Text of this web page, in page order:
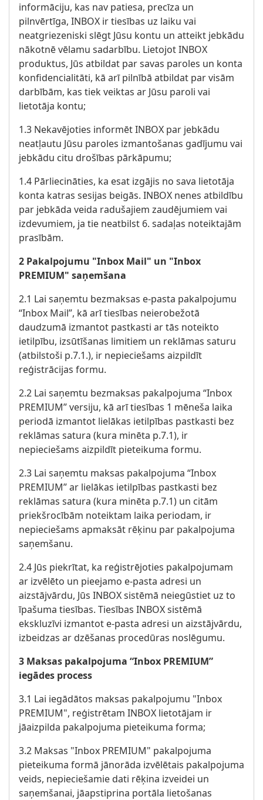
informāciju, kas nav patiesa, precīza un
pilnvērtīga, INBOX ir tiesības uz laiku vai
neatgriezeniski slēgt Jūsu kontu un atteikt jebkādu
nākotnē vēlamu sadarbību. Lietojot INBOX
produktus, Jūs atbildat par savas paroles un konta
konfidencialitāti, kā arī pilnībā atbildat par visām
darbībām, kas tiek veiktas ar Jūsu paroli vai
lietotāja kontu;
1.3 Nekavējoties informēt INBOX par jebkādu
neatļautu Jūsu paroles izmantošanas gadījumu vai
jebkādu citu drošības pārkāpumu;
1.4 Pārliecināties, ka esat izgājis no sava lietotāja
konta katras sesijas beigās. INBOX nenes atbildību
par jebkāda veida radušajiem zaudējumiem vai
izdevumiem, ja tie neatbilst 6. sadaļas noteiktajām
prasībām.
2 Pakalpojumu "Inbox Mail" un "Inbox
PREMIUM" saņemšana
2.1 Lai saņemtu bezmaksas e-pasta pakalpojumu
“Inbox Mail”, kā arī tiesības neierobežotā
daudzumā izmantot pastkasti ar tās noteikto
ietilpību, izsūtīšanas limitiem un reklāmas saturu
(atbilstoši p.7.1.), ir nepieciešams aizpildīt
reģistrācijas formu.
2.2 Lai saņemtu bezmaksas pakalpojuma “Inbox
PREMIUM” versiju, kā arī tiesības 1 mēneša laika
periodā izmantot lielākas ietilpības pastkasti bez
reklāmas satura (kura minēta p.7.1), ir
nepieciešams aizpildīt pieteikuma formu.
2.3 Lai saņemtu maksas pakalpojuma “Inbox
PREMIUM” ar lielākas ietilpības pastkasti bez
reklāmas satura (kura minēta p.7.1) un citām
priekšrocībām noteiktam laika periodam, ir
nepieciešams apmaksāt rēķinu par pakalpojuma
saņemšanu.
2.4 Jūs piekrītat, ka reģistrējoties pakalpojumam
ar izvēlēto un pieejamo e-pasta adresi un
aizstājvārdu, Jūs INBOX sistēmā neiegūstiet uz to
īpašuma tiesības. Tiesības INBOX sistēmā
ekskluzīvi izmantot e-pasta adresi un aizstājvārdu,
izbeidzas ar dzēšanas procedūras noslēgumu.
3 Maksas pakalpojuma “Inbox PREMIUM”
iegādes process
3.1 Lai iegādātos maksas pakalpojumu "Inbox
PREMIUM", reģistrētam INBOX lietotājam ir
jāaizpilda pakalpojuma pieteikuma forma;
3.2 Maksas "Inbox PREMIUM" pakalpojuma
pieteikuma formā jānorāda izvēlētais pakalpojuma
veids, nepieciešamie dati rēķina izveidei un
saņemšanai, jāapstiprina portāla lietošanas